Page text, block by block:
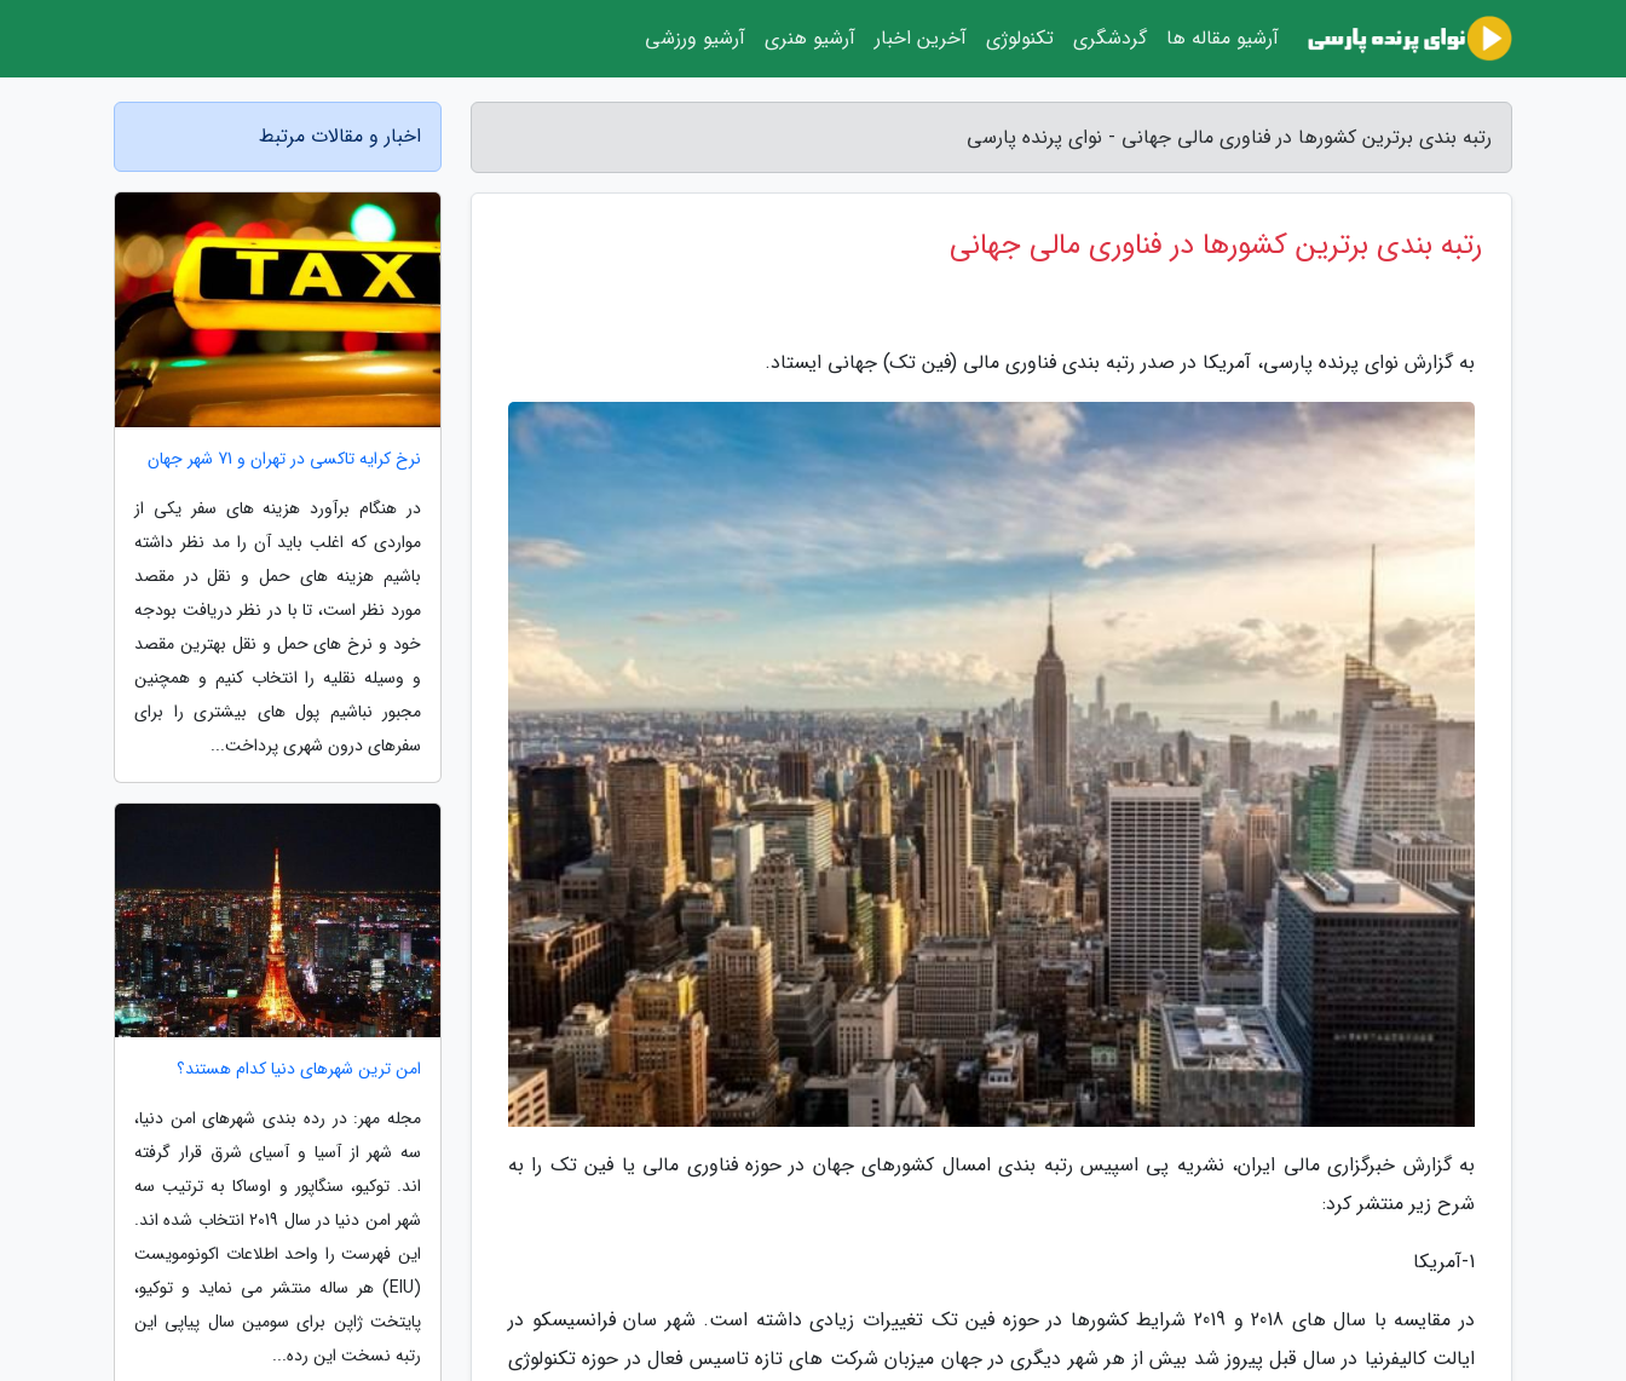
رتبه بندی برترین کشورها در فناوری مالی جهانی - نوای پرنده پارسی
رتبه بندی برترین کشورها در فناوری مالی جهانی
به گزارش نوای پرنده پارسی، آمریکا در صدر رتبه بندی فناوری مالی (فین تک) جهانی ایستاد.
به گزارش خبرگزاری مالی ایران، نشریه پی اسپیس رتبه بندی امسال کشورهای جهان در حوزه فناوری مالی یا فین تک را به
شرح زیر منتشر کرد:
1-آمریکا
در مقایسه با سال های 2018 و 2019 شرایط کشورها در حوزه فین تک تغییرات زیادی داشته است. شهر سان فرانسیسکو در
ایالت کالیفرنیا در سال قبل پیروز شد بیش از هر شهر دیگری در جهان میزبان شرکت های تازه تاسیس فعال در حوزه تکنولوژی
اخبار و مقالات مرتبط
نرخ کرایه تاکسی در تهران و 71 شهر جهان
در هنگام برآورد هزینه های سفر یکی از
مواردی که اغلب باید آن را مد نظر داشته
باشیم هزینه های حمل و نقل در مقصد
مورد نظر است، تا با در نظر دریافت بودجه
خود و نرخ های حمل و نقل بهترین مقصد
و وسیله نقلیه را انتخاب کنیم و همچنین
مجبور نباشیم پول های بیشتری را برای
سفرهای درون شهری پرداخت...
امن ترین شهرهای دنیا کدام هستند؟
مجله مهر: در رده بندی شهرهای امن دنیا،
سه شهر از آسیا و آسیای شرق قرار گرفته
اند. توکیو، سنگاپور و اوساکا به ترتیب سه
شهر امن دنیا در سال 2019 انتخاب شده اند.
این فهرست را واحد اطلاعات اکونومویست
(EIU) هر ساله منتشر می نماید و توکیو،
پایتخت ژاپن برای سومین سال پیاپی این
رتبه نسخت این رده...
آرشیو مقاله ها گردشگری تکنولوژی آخرین اخبار آرشیو هنری آرشیو ورزشی